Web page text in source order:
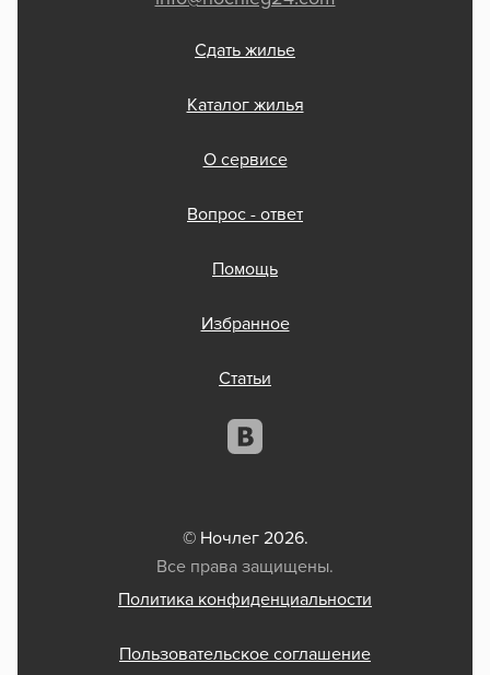
Сдать жилье
Каталог жилья
О сервисе
Вопрос - ответ
Помощь
Избранное
Статьи
© Ночлег 2026.
Все права защищены.
Политика конфиденциальности
Пользовательское соглашение